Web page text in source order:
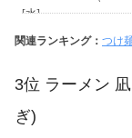
関連ランキング： つけ
3位 ラーメン
ぎ)